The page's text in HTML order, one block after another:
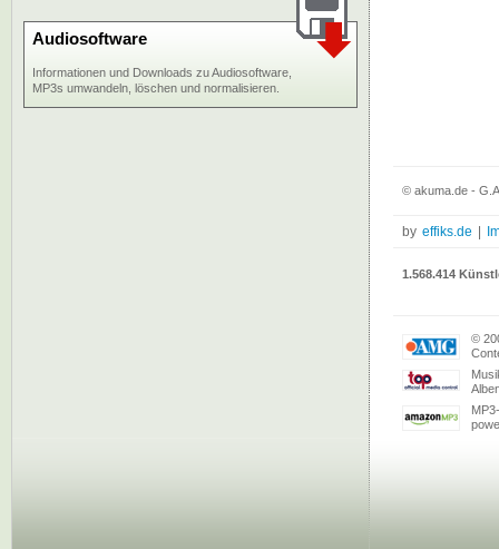
Audiosoftware
Informationen und Downloads zu Audiosoftware,
MP3s umwandeln, löschen und normalisieren.
© akuma.de -
by effiks.de
1.568.414
©